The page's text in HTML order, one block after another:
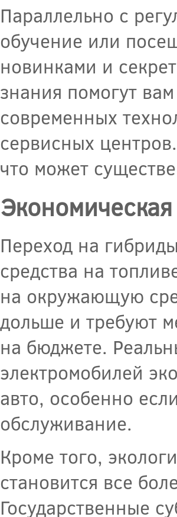
Параллельно с
обучение или
новинками и
знания помогут
современных
сервисных
что может
Переход на
средства на
на окружающую
дольше и требуют
на бюджете.
электромобилей
авто, особенно
обслуживание.
Кроме того,
становится все
Государственные